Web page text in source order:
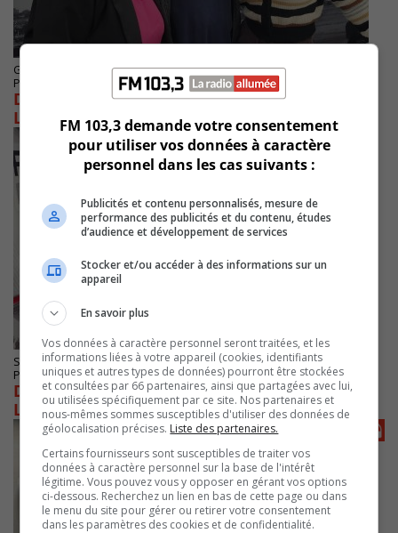
GREENFIELD PARK
Publié le 22 avril 2025 à 13h44
Débat des candidates du PLC et du BQ dans
Longueuil-Charles Lemoyne
SAINT-BRUNO-DE-MONTARVILLE
Publié le 15 avril 2025 à 12h29
Débat des candidats de Mont-Saint-Bruno-
L’Acadie au FM103,3
FM 103,3 demande votre consentement
pour utiliser vos données à caractère
personnel dans les cas suivants :
Publicités et contenu personnalisés, mesure de
performance des publicités et du contenu, études
d’audience et développement de services
Stocker et/ou accéder à des informations sur un
appareil
En savoir plus
Vos données à caractère personnel seront traitées, et les
informations liées à votre appareil (cookies, identifiants
uniques et autres types de données) pourront être stockées
et consultées par 66 partenaires, ainsi que partagées avec lui,
ou utilisées spécifiquement par ce site. Nos partenaires et
nous-mêmes sommes susceptibles d'utiliser des données de
géolocalisation précises. Liste des partenaires.
Certains fournisseurs sont susceptibles de traiter vos
données à caractère personnel sur la base de l'intérêt
légitime. Vous pouvez vous y opposer en gérant vos options
ci-dessous. Recherchez un lien en bas de cette page ou dans
le menu du site pour gérer ou retirer votre consentement
dans les paramètres des cookies et de confidentialité.